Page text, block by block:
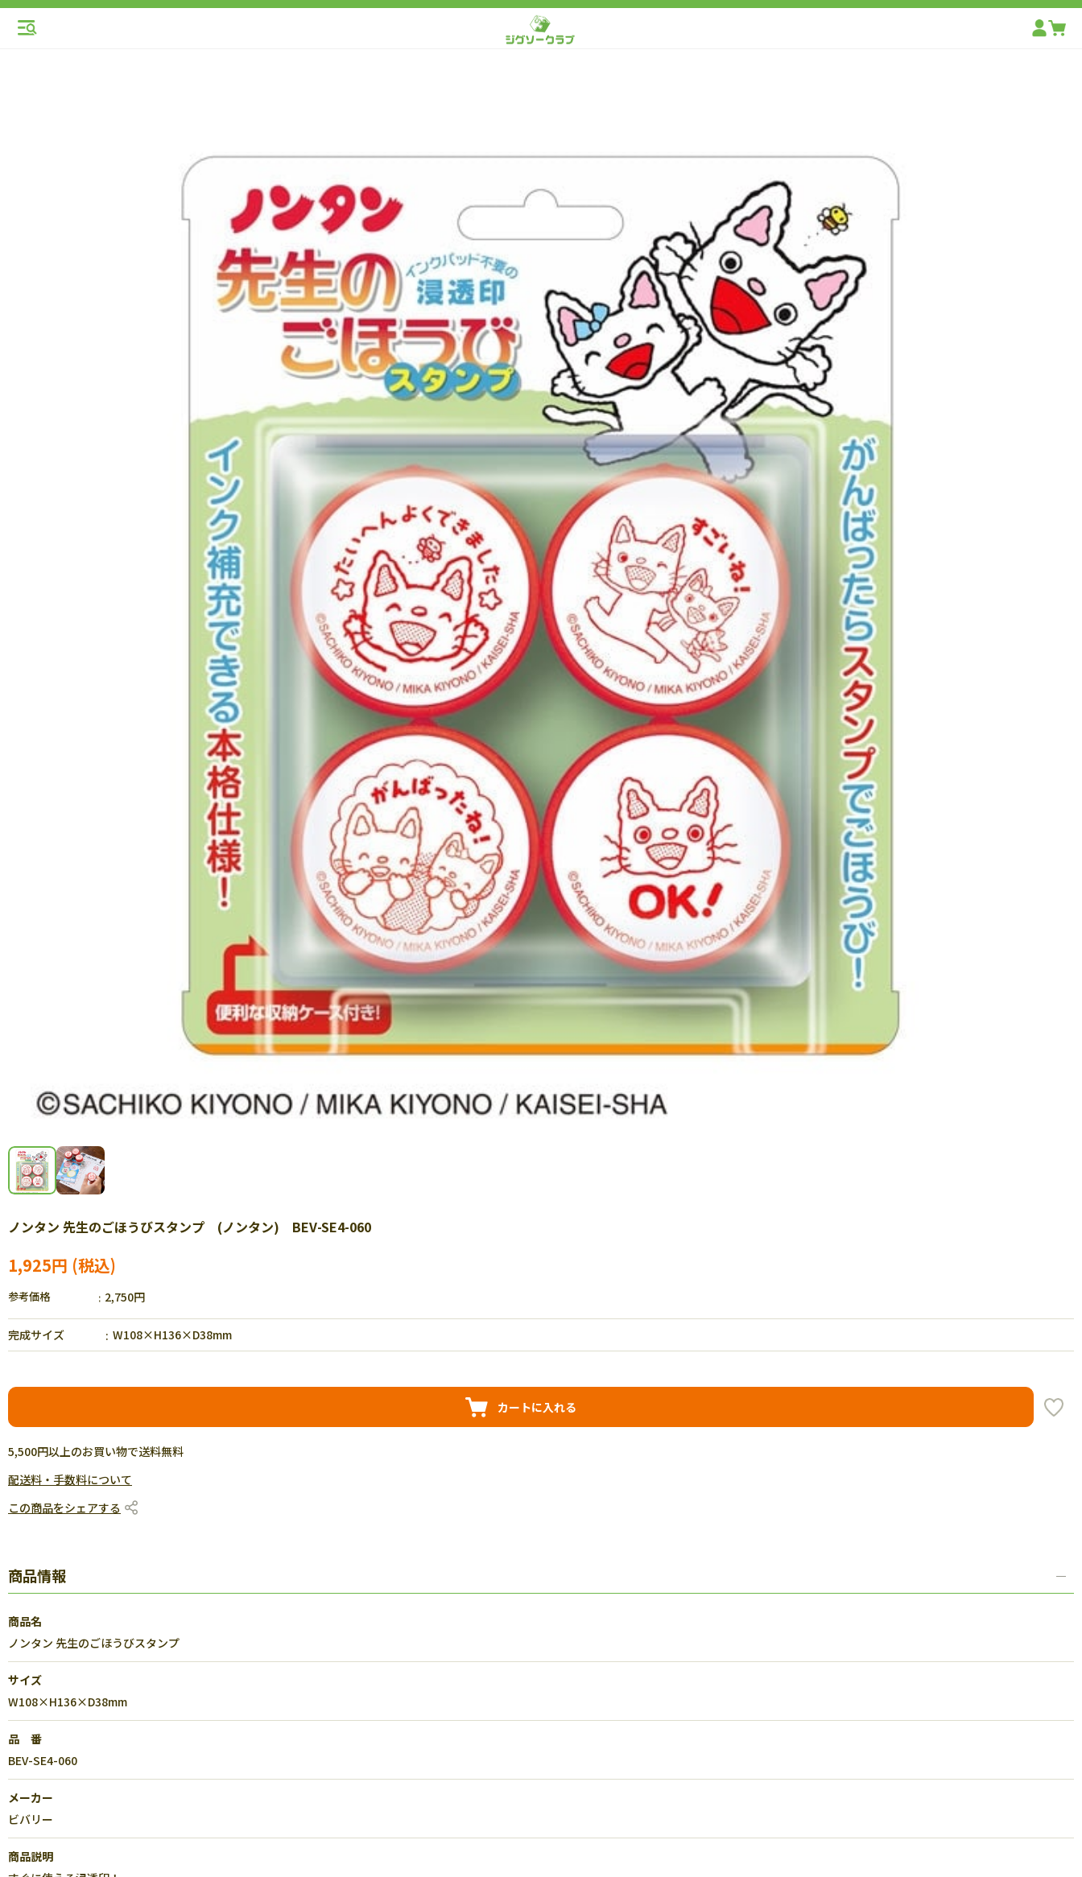
ノンタン 先生のごほうびスタンプ (ノンタン) BEV-SE4-060
1,925円
参考価格 2,750円
完成サイズ W108×H136×D38mm
カートに入れる
5,500円以上のお買い物で送料無料
配送料・手数料について
この商品をシェアする
商品情報
商品名
ノンタン 先生のごほうびスタンプ
サイズ
W108×H136×D38mm
品 番
BEV-SE4-060
メーカー
ビバリー
商品説明